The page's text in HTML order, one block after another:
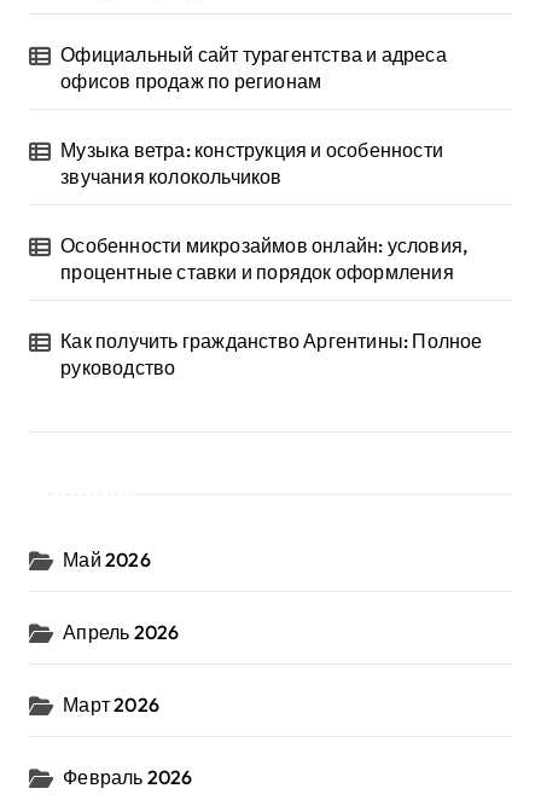
Официальный сайт турагентства и адреса
офисов продаж по регионам
Музыка ветра: конструкция и особенности
звучания колокольчиков
Особенности микрозаймов онлайн: условия,
процентные ставки и порядок оформления
Как получить гражданство Аргентины: Полное
руководство
Май 2026
Апрель 2026
Март 2026
Февраль 2026